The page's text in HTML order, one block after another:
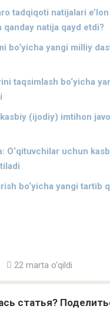
tadqiqoti natijalari
qanday natija qayd etdi?
bo‘yicha yangi milliy
taqsimlash bo‘yicha
(ijodiy) imtihon
O‘qituvchilar uchun
bo‘yicha yangi tartib
22 marta o'qildi
статья?